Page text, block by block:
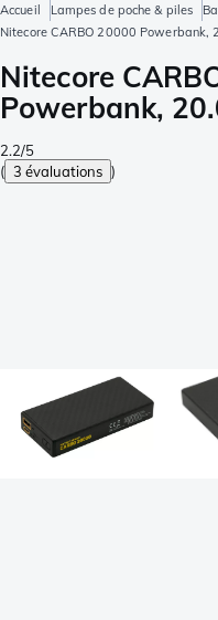
Accueil Lampes de poche & piles
Nitecore CARBO 20000 Powerbank,
Nitecore
Powerbank,
2.2/5
( 3 évaluations )